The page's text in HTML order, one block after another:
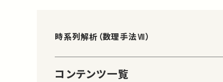
時系列解析（数理手法Ⅶ）
コンテンツ一覧